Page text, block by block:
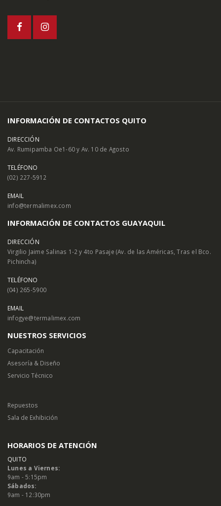
INFORMACIÓN DE CONTACTOS QUITO
DIRECCIÓN
Av. Rumipamba Oe1-60 y Av. 10 de Agosto
TELÉFONO
(02) 227-5912
EMAIL
info@termalimex.com
INFORMACIÓN DE CONTACTOS GUAYAQUIL
DIRECCIÓN
Virgilio Jaime Salinas 1-2 y 4to Pasaje (Av. de las Américas, Tras el Bco.
Pichincha)
TELÉFONO
(04) 265-5900
EMAIL
infogye@termalimex.com
NUESTROS SERVICIOS
Capacitación
Asesoría & Diseño
Servicio Técnico
Repuestos
Sala de Exhibición
HORARIOS DE ATENCIÓN
QUITO
Lunes a Viernes:
9am - 5:15pm
Sábados:
9am - 12:30pm